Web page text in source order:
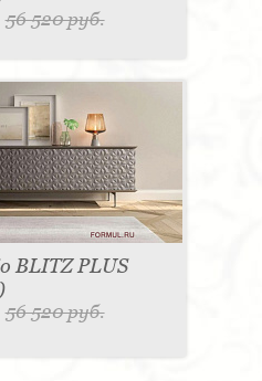
56 520 руб.
BLITZ PLUS
56 520 руб.